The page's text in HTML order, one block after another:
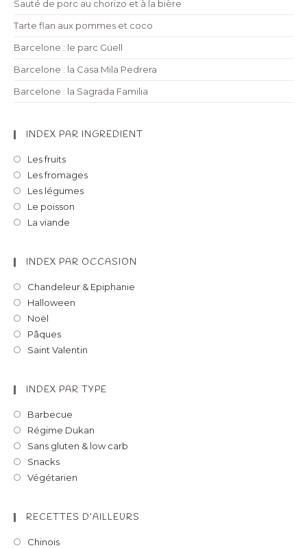
Sauté de porc au chorizo et à la bière
Tarte flan aux pommes et coco
Barcelone : le parc Güell
Barcelone : la Casa Mila Pedrera
Barcelone : la Sagrada Familia
INDEX PAR INGREDIENT
Les fruits
Les fromages
Les légumes
Le poisson
La viande
INDEX PAR OCCASION
Chandeleur & Epiphanie
Halloween
Noël
Pâques
Saint Valentin
INDEX PAR TYPE
Barbecue
Régime Dukan
Sans gluten & low carb
Snacks
Végétarien
RECETTES D’AILLEURS
Chinois